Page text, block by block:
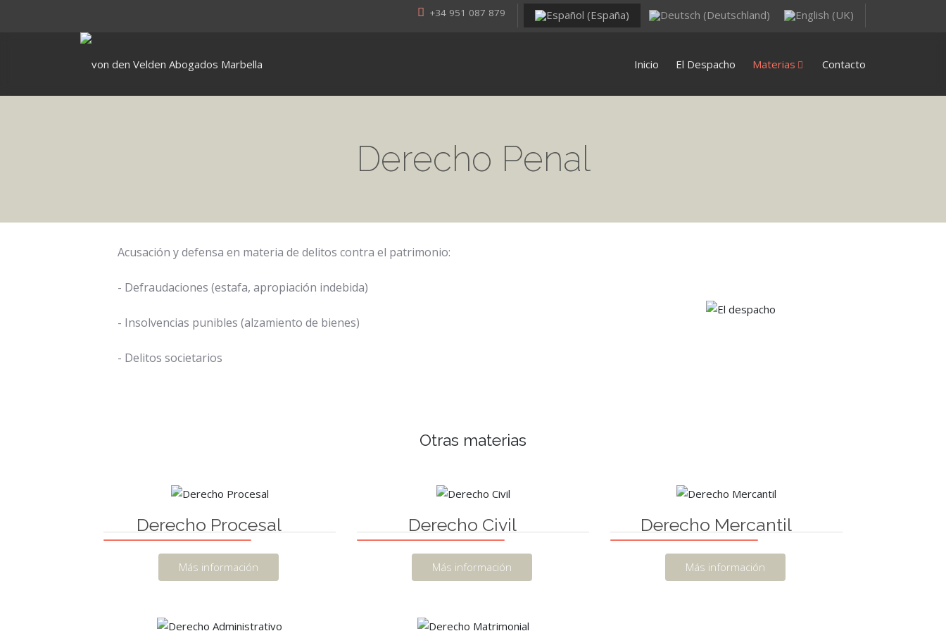
+34 951 087 879
Inicio El Despacho Materias Contacto
Derecho Penal
Acusación y defensa en materia de delitos contra el patrimonio:
- Defraudaciones (estafa, apropiación indebida)
- Insolvencias punibles (alzamiento de bienes)
- Delitos societarios
Otras materias
Derecho Procesal
Más información
Derecho Civil
Más información
Derecho Mercantil
Más información